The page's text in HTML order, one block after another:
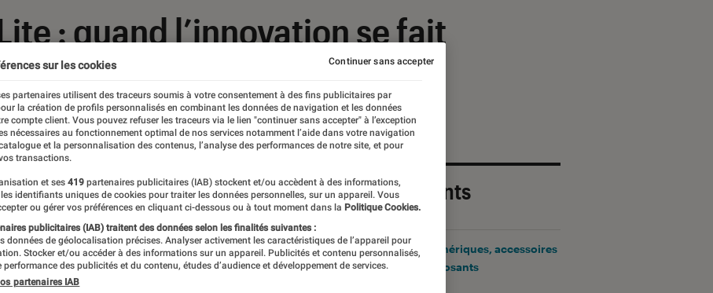
: quand l’innovation se fait
partenaire)
Les plus récents
Périphériques, accessoires
et composants
sur les cookies
partenaires utilisent des traceurs soumis à votre consentement à des fins publicitaires par
la création de profils personnalisés en combinant les données de navigation et les données
compte client. Vous pouvez refuser les traceurs via le lien "continuer sans accepter" à l’exception
nécessaires au fonctionnement optimal de nos services notamment l’aide dans votre navigation
et la personnalisation des contenus, l’analyse des performances de notre site, et pour
transactions.
et ses 419 partenaires publicitaires (IAB) stockent et/ou accèdent à des informations,
identifiants uniques de cookies pour traiter les données personnelles, sur un appareil. Vous
ou gérer vos préférences en cliquant ci-dessous ou à tout moment dans la Politique Cookies.
publicitaires (IAB) traitent des données selon les finalités suivantes :
données de géolocalisation précises. Analyser activement les caractéristiques de l’appareil pour
Stocker et/ou accéder à des informations sur un appareil. Publicités et contenu personnalisés,
performance des publicités et du contenu, études d’audience et développement de services.
partenaires IAB
Continuer sans accepter